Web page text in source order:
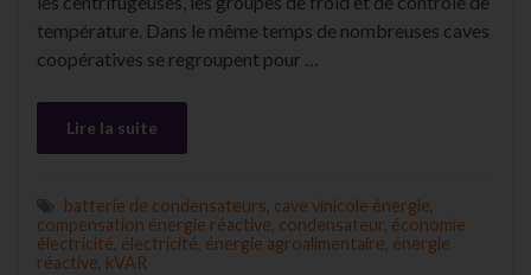
température. Dans le même temps de nombreuses caves
coopératives se regroupent pour …
Lire la suite
batterie de condensateurs cave vinicole énergie
compensation énergie réactive condensateur économie
électricité électricité énergie agroalimentaire énergie
réactive kVAR